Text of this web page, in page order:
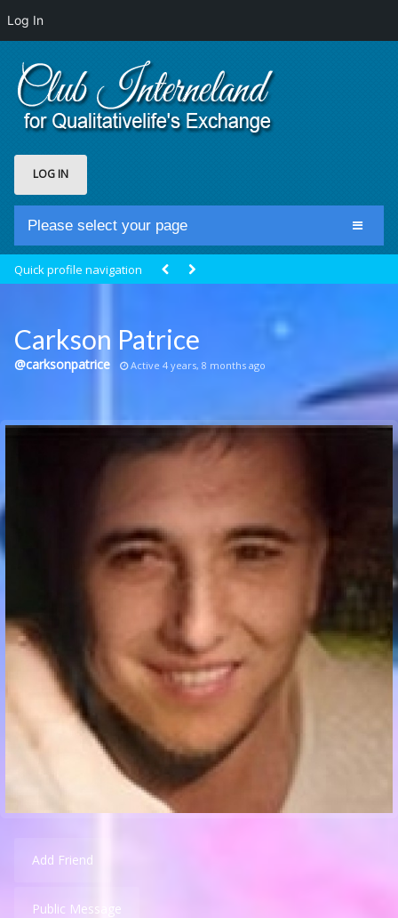
Log In
LOG IN
Please select your page
Groups
Communication Point
Quick profile navigation
Carkson Patrice
@carksonpatrice Active 4 years, 8 months ago
Add Friend
Public Message